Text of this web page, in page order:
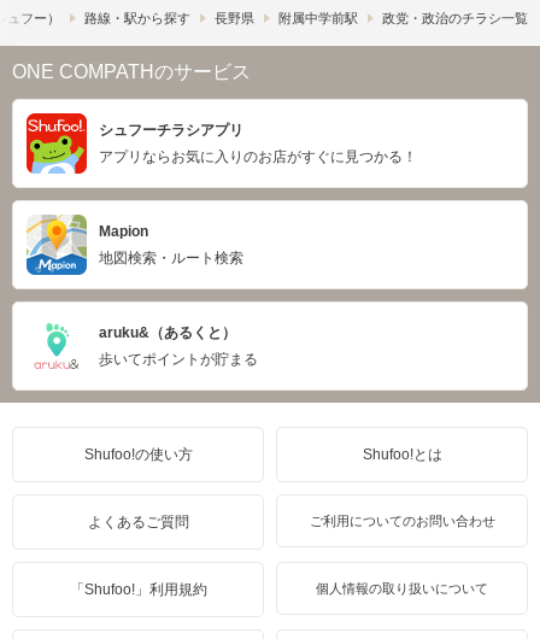
フー） 路線・駅から探す 長野県 附属中学前駅 政党・政治のチラシ一覧
ONE COMPATHのサービス
シュフーチラシアプリ
アプリならお気に入りのお店がすぐに見つかる！
Mapion
地図検索・ルート検索
aruku&（あるくと）
歩いてポイントが貯まる
Shufoo!の使い方 Shufoo!とは
よくあるご質問 ご利用についてのお問い合わせ
「Shufoo!」利用規約 個人情報の取り扱いについて